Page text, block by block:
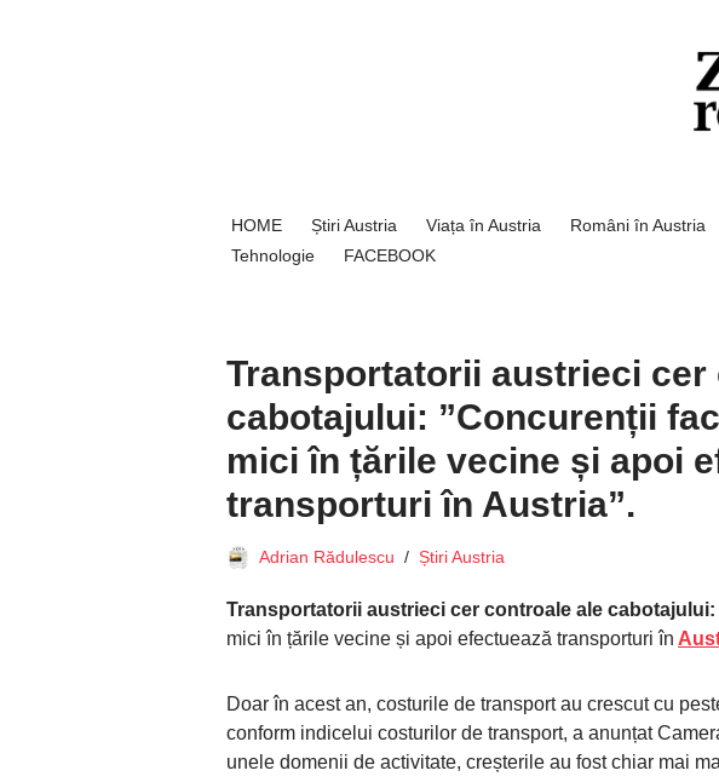
HOME Știri Austria Viața în Austria Români în Austria
Tehnologie
FACEBOOK
Transportatorii austrieci cer
cabotajului: ”Concurenții
mici în țările vecine și apoi
transporturi în Austria”.
Adrian Rădulescu Știri Austria
Transportatorii austrieci cer controale ale cabotajului:
mici în țările vecine și apoi efectuează transporturi în
Doar în acest an, costurile de transport au crescut cu
conform indicelui costurilor de transport, a anunțat
unele domenii de activitate, creșterile au fost chiar mai